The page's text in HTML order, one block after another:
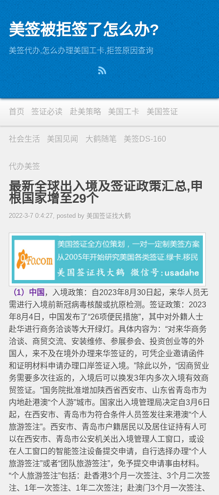
美签被拒签了怎么办?
美签代办,怎么办理美国工卡,拒签原因查询
首页 签证必读 赴美策略 美国工卡 美国签证
社会生活 美国见闻 大鹤随笔 美签DS-160
代办美签
最新全球出入境及签证政策汇总,申
根国家增至29个
2022-3-7 0:4:27, posted by 美国签证找大鹤
（1）中国 ，入境政策：自2023年8月30日起，来华人员无
需进行入境前新冠病毒核酸或抗原检测。 签证政策：2023
年8月4日，中国发布了“26项便民措施”，其中对外籍人士
赴华进行商务洽谈等大开绿灯。具体内容为：“对来华商务
洽谈、商贸交流、安装维修、参展参会、投资创业等的外
国人，来不及在境外办理来华签证的，可凭企业邀请函件
和证明材料申请办理口岸签证入境。”除此以外，“因商贸业
务需要多次往返的，入境后可以换发3年内多次入境有效商
贸签证。”国务院批准增加陕西省西安市、山东省青岛市为
内地赴港澳“个人游”城市。国家出入境管理局决定自3月6日
起，在西安市、青岛市为符合条件人员签发往来港澳“个人
旅游签注”。西安市、青岛市户籍居民以及居住证持有人可
以在西安市、青岛市公安机关出入境管理人工窗口，或设
在人工窗口的智能签注设备提交申请，自行选择办理“个人
旅游签注”或者“团队旅游签注”，免予提交申请事由材料。
“个人旅游签注”包括：赴香港3个月一次签注、3个月二次签
注、1年一次签注、1年二次签注；赴澳门3个月一次签注、